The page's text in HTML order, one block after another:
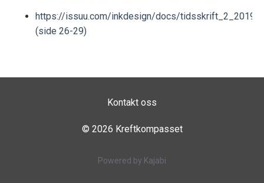
https://issuu.com/inkdesign/docs/
(side 26-29)
Kontakt oss
© 2026 Kreftkompasset
Powered by Kajabi